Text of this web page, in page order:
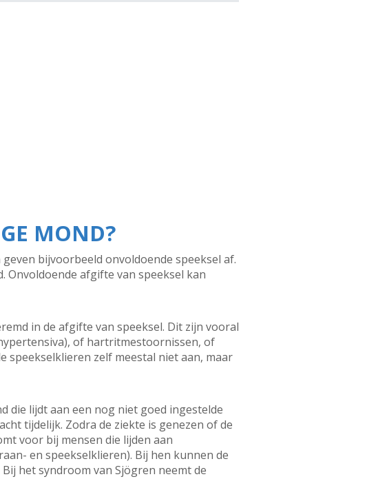
MOND?
bijvoorbeeld onvoldoende speeksel af.
afgifte van speeksel kan
in de afgifte van speeksel. Dit zijn vooral
of hartritmestoornissen, of
speekselklieren zelf meestal niet aan, maar
die lijdt aan een nog niet goed ingestelde
tijdelijk. Zodra de ziekte is genezen of de
voor bij mensen die lijden aan
en speekselklieren). Bij hen kunnen de
het syndroom van Sjögren neemt de